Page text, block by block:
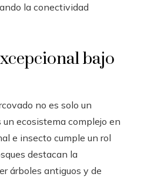
la conectividad
bajo
no es solo un
un ecosistema complejo en
e insecto cumple un rol
destacan la
árboles antiguos y de